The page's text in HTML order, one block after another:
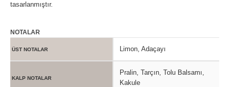
tasarlanmıştır.
NOTALAR
ÜST NOTALAR Limon, Adaçayı
KALP NOTALAR
Pralin, Tarçın, Tolu Balsamı,
Kakule